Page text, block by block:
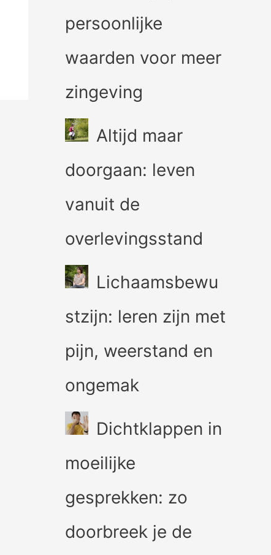
persoonlijke
waarden voor meer
zingeving
Altijd maar
doorgaan: leven
vanuit de
overlevingsstand
Lichaamsbewu
stzijn: leren zijn met
pijn, weerstand en
ongemak
Dichtklappen in
moeilijke
gesprekken: zo
doorbreek je de